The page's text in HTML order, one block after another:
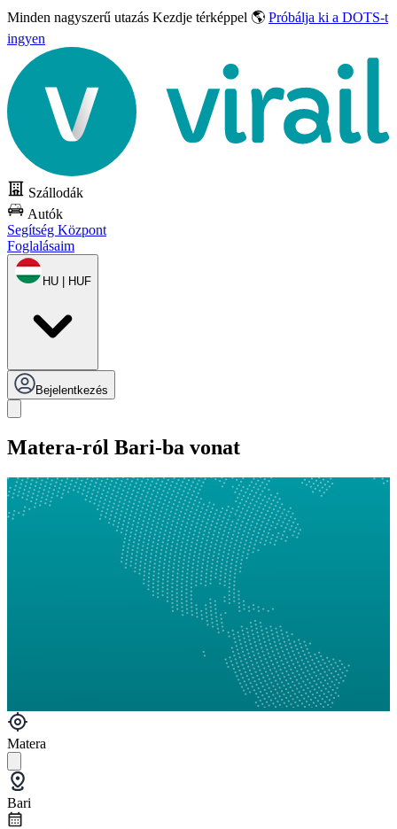
Minden nagyszerű utazás Kezdje térképpel 🌎 Próbálja ki a DOTS-t
ingyen
Szállodák
Autók
Segítség Központ
Foglalásaim
HU | HUF
Bejelentkezés
Matera-ról Bari-ba vonat
Matera
Bari